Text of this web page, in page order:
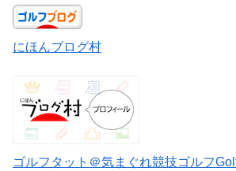
にほんブログ村
ゴルフタット＠気まぐれ競技ゴルフ